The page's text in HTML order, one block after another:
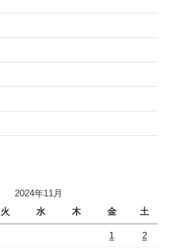
2024年11月
火 水 木 金 土
1 2